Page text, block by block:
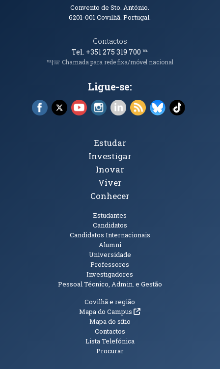
Convento de Sto. António.
6201-001Covilhã. Portugal.
Contactos
Tel. +351 275 319 700℡
℡|☏ Chamada para rede fixa/móvel nacional
Ligue-se:
Facebook (abre em nova janela)
X (abre em nova janela)
YouTube (abre em nova janela)
Instagram (abre em nova janela)
LinkedIn (abre em nova
RSS (abre em nova
Bluesky (abre
TikTok
Tópicos Principais
Estudar
Investigar
Inovar
Viver
Conhecer
Estudantes
Candidatos
Candidatos Internacionais
Alumni
Universidade
Professores
Investigadores
Pessoal Técnico, Admin. e Gestão
Informações Adicionais
Covilhã e região
Mapa do Campus(abre em nova janela)
Mapa do sítio
Contactos
Lista Telefónica
Procurar